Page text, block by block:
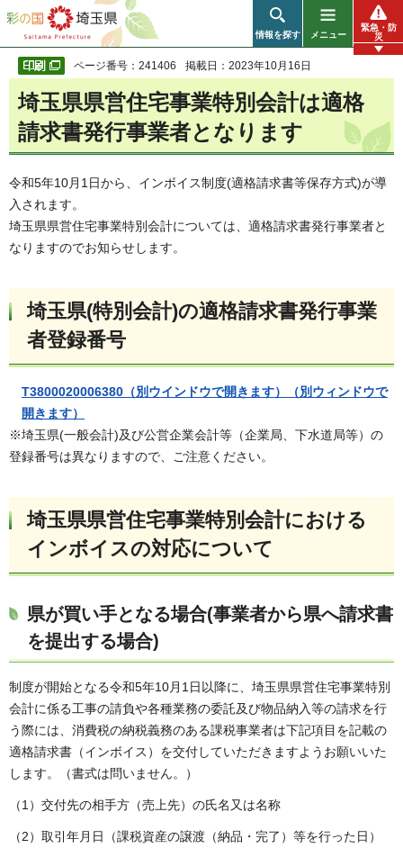
彩の国 埼玉県
情報を探す メニュー
緊急・防
災
ページ番号：241406 掲載日：2023年10月16日
埼玉県県営住宅事業特別会計は適格
請求書発行事業者となります
令和5年10月1日から、インボイス制度(適格請求書等保存方式)が導
入されます。
埼玉県県営住宅事業特別会計については、適格請求書発行事業者と
なりますのでお知らせします。
埼玉県(特別会計)の適格請求書発行事業
者登録番号
T3800020006380（別ウインドウで開きます）（別ウィンドウで
開きます）
※埼玉県(一般会計)及び公営企業会計等（企業局、下水道局等）の
登録番号は異なりますので、ご注意ください。
埼玉県県営住宅事業特別会計における
インボイスの対応について
県が買い手となる場合(事業者から県へ請求書
を提出する場合)
制度が開始となる令和5年10月1日以降に、埼玉県県営住宅事業特別
会計に係る工事の請負や各種業務の委託及び物品納入等の請求を行
う際には、消費税の納税義務のある課税事業者は下記項目を記載の
適格請求書（インボイス）を交付していただきますようお願いいた
します。（書式は問いません。）
（1）交付先の相手方（売上先）の氏名又は名称
（2）取引年月日（課税資産の譲渡（納品・完了）等を行った日）